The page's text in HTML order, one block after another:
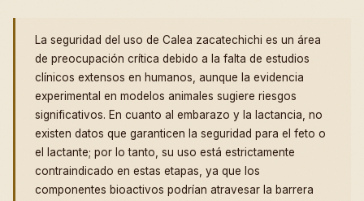
La seguridad del uso de Calea zacatechichi es un área
de preocupación crítica debido a la falta de estudios
clínicos extensos en humanos, aunque la evidencia
experimental en modelos animales sugiere riesgos
significativos. En cuanto al embarazo y la lactancia, no
existen datos que garanticen la seguridad para el feto o
el lactante; por lo tanto, su uso está estrictamente
contraindicado en estas etapas, ya que los
componentes bioactivos podrían atravesar la barrera